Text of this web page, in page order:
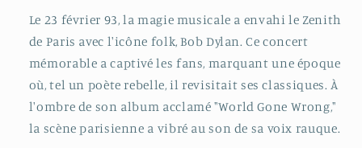
Le 23 février 93, la magie musicale a envahi le Zenith
de Paris avec l'icône folk, Bob Dylan. Ce concert
mémorable a captivé les fans, marquant une époque
où, tel un poète rebelle, il revisitait ses classiques. À
l'ombre de son album acclamé "World Gone Wrong,"
la scène parisienne a vibré au son de sa voix rauque.